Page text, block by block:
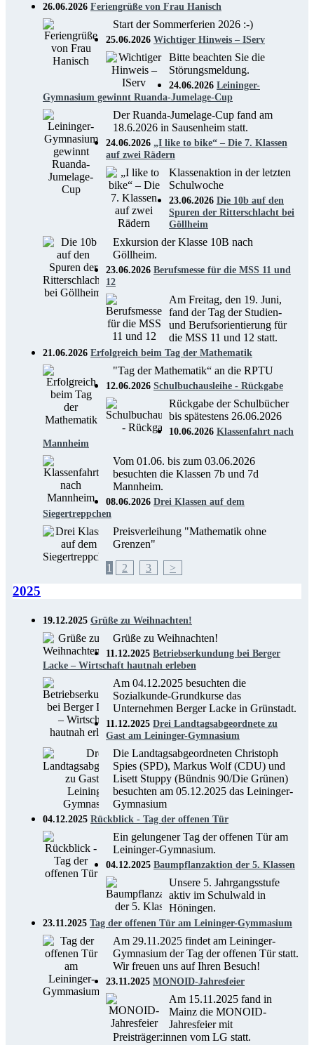
26.06.2026 Feriengrüße von Frau Hanisch
Start der Sommerferien 2026 :-)
25.06.2026 Wichtiger Hinweis – IServ
Bitte beachten Sie die
Störungsmeldung.
24.06.2026 Leininger-
Gymnasium gewinnt Ruanda-Jumelage-Cup
Der Ruanda-Jumelage-Cup fand am
18.6.2026 in Sausenheim statt.
24.06.2026 „I like to bike“ – Die 7. Klassen
auf zwei Rädern
Klassenaktion in der letzten
Schulwoche
23.06.2026 Die 10b auf den
Spuren der Ritterschlacht bei
Göllheim
Exkursion der Klasse 10B nach
Göllheim.
23.06.2026 Berufsmesse für die MSS 11 und
12
Am Freitag, den 19. Juni,
fand der Tag der Studien-
und Berufsorientierung für
die MSS 11 und 12 statt.
21.06.2026 Erfolgreich beim Tag der Mathematik
"Tag der Mathematik“ an die RPTU
12.06.2026 Schulbuchausleihe - Rückgabe
Rückgabe der Schulbücher
bis spätestens 26.06.2026
10.06.2026 Klassenfahrt nach
Mannheim
Vom 01.06. bis zum 03.06.2026
besuchten die Klassen 7b und 7d
Mannheim.
08.06.2026 Drei Klassen auf dem
Siegertreppchen
Preisverleihung "Mathematik ohne
Grenzen"
1
2 3 >
2025
19.12.2025 Grüße zu Weihnachten!
Grüße zu Weihnachten!
11.12.2025 Betriebserkundung bei Berger
Lacke – Wirtschaft hautnah erleben
Am 04.12.2025 besuchten die
Sozialkunde-Grundkurse das
Unternehmen Berger Lacke in Grünstadt.
11.12.2025 Drei Landtagsabgeordnete zu
Gast am Leininger-Gymnasium
Die Landtagsabgeordneten Christoph
Spies (SPD), Markus Wolf (CDU) und
Lisett Stuppy (Bündnis 90/Die Grünen)
besuchten am 05.12.2025 das Leininger-
Gymnasium
04.12.2025 Rückblick - Tag der offenen Tür
Ein gelungener Tag der offenen Tür am
Leininger-Gymnasium.
04.12.2025 Baumpflanzaktion der 5. Klassen
Unsere 5. Jahrgangsstufe
aktiv im Schulwald in
Höningen.
23.11.2025 Tag der offenen Tür am Leininger-Gymmasium
Am 29.11.2025 findet am Leininger-
Gymnasium der Tag der offenen Tür statt.
Wir freuen uns auf Ihren Besuch!
23.11.2025 MONOID-Jahresfeier
Am 15.11.2025 fand in
Mainz die MONOID-
Jahresfeier mit
Preisträger:innen vom LG statt.